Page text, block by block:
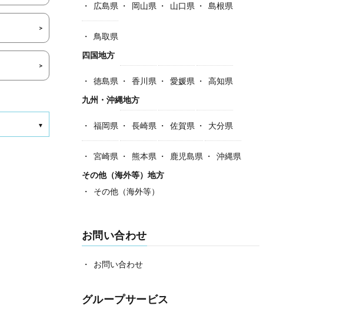
広島県 岡山県 山口県 島根県
鳥取県
四国地方
徳島県 香川県 愛媛県
高知県
九州・沖縄地方
福岡県 長崎県 佐賀県 大分県
宮崎県 熊本県 鹿児島県
沖縄県
その他（海外等）地方
その他（海外等）
お問い合わせ
お問い合わせ
グループサービス